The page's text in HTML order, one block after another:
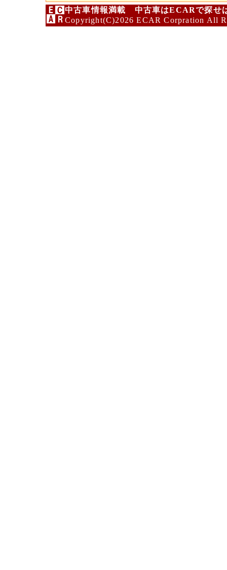
中古車情報満載 中古車はECARで探せ
Copyright(C)2026 ECAR Corpration All